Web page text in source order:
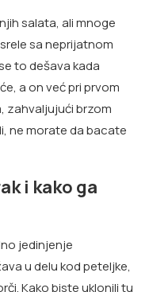
salata, ali mnoge
sa neprijatnom
to dešava kada
a on već pri prvom
zahvaljujući brzom
ne morate da bacate
i kako ga
jedinjenje
u delu kod peteljke,
Kako biste uklonili tu